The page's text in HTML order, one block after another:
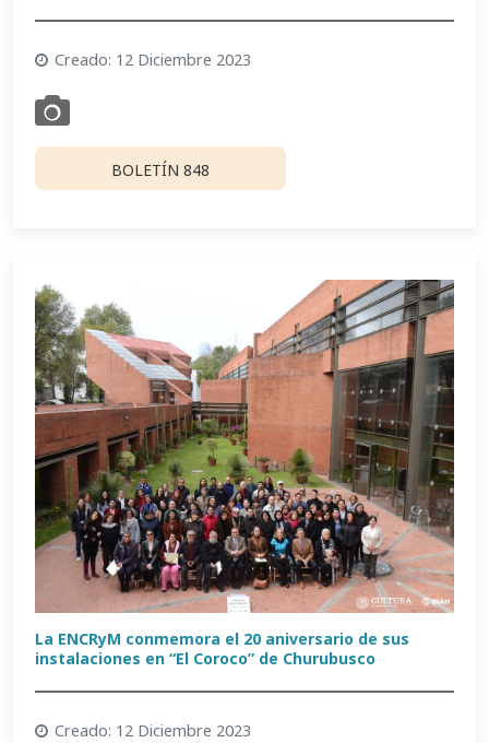
Creado: 12 Diciembre 2023
BOLETÍN 848
La ENCRyM conmemora el 20 aniversario de sus
instalaciones en “El Coroco” de Churubusco
Creado: 12 Diciembre 2023